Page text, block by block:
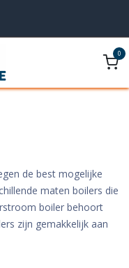
0
de best mogelijke
maten boilers die
boiler behoort
zijn gemakkelijk aan